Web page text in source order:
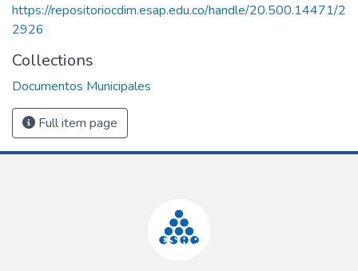
https://repositoriocdim.esap.edu.co/handle/20.500.14471/2
2926
Collections
Documentos Municipales
Full item page